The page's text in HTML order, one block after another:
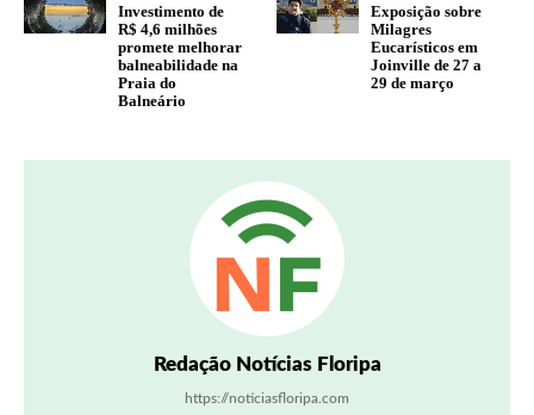
Investimento de
R$ 4,6 milhões
promete melhorar
balneabilidade na
Praia do
Balneário
Exposição sobre
Milagres
Eucarísticos em
Joinville de 27 a
29 de março
Redação Notícias Floripa
https://noticiasfloripa.com